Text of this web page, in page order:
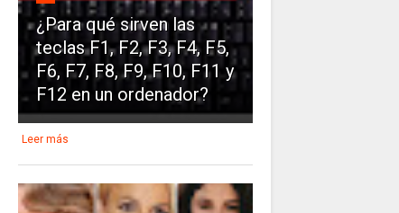
¿Para qué sirven las
teclas F1, F2, F3, F4, F5,
F6, F7, F8, F9, F10, F11 y
F12 en un ordenador?
Leer más